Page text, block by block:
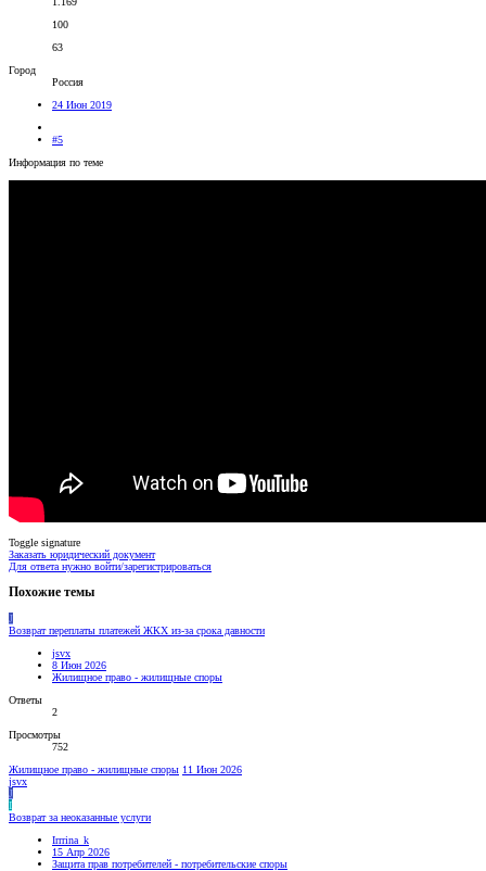
100
63
Город
Россия
24 Июн 2019
#5
Информация по теме
Toggle signature
Заказать юридический документ
Для ответа нужно войти/зарегистрироваться
Похожие темы
J
Возврат переплаты платежей ЖКХ из-за срока давности
jsvx
8 Июн 2026
Жилищное право - жилищные споры
Ответы
2
Просмотры
752
Жилищное право - жилищные споры 11 Июн 2026
jsvx
J
I
Возврат за неоказанные услуги
Irrrina_k
15 Апр 2026
Защита прав потребителей - потребительские споры